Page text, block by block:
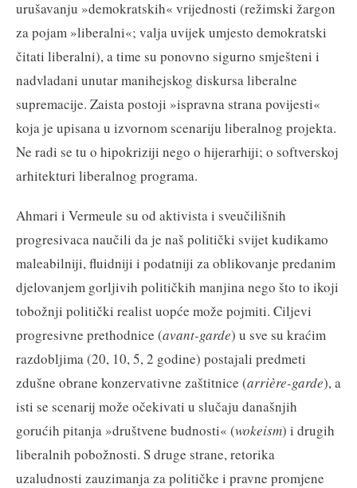
urušavanju »demokratskih« vrijednosti (režimski žargon
za pojam »liberalni«; valja uvijek umjesto demokratski
čitati liberalni), a time su ponovno sigurno smješteni i
nadvladani unutar manihejskog diskursa liberalne
supremacije. Zaista postoji »ispravna strana povijesti«
koja je upisana u izvornom scenariju liberalnog projekta.
Ne radi se tu o hipokriziji nego o hijerarhiji; o softverskoj
arhitekturi liberalnog programa.
Ahmari i Vermeule su od aktivista i sveučilišnih
progresivaca naučili da je naš politički svijet kudikamo
maleabilniji, fluidniji i podatniji za oblikovanje predanim
djelovanjem gorljivih političkih manjina nego što to ikoji
tobožnji politički realist uopće može pojmiti. Ciljevi
progresivne prethodnice (avant-garde) u sve su kraćim
razdobljima (20, 10, 5, 2 godine) postajali predmeti
zdušne obrane konzervativne zaštitnice (arrière-garde), a
isti se scenarij može očekivati u slučaju današnjih
gorućih pitanja »društvene budnosti« (wokeism) i drugih
liberalnih pobožnosti. S druge strane, retorika
uzaludnosti zauzimanja za političke i pravne promjene